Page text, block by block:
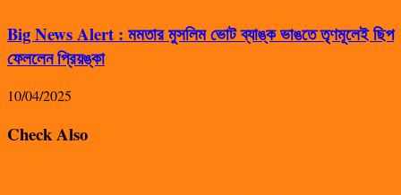
Big News Alert : মমতার মুসলিম ভোট ব্যাঙ্ক ভাঙতে তৃণমূলেই ছিপ
ফেললেন প্রিয়ঙ্কা
10/04/2025
Check Also